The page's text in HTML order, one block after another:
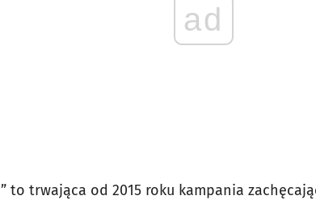
ad
to trwająca od 2015 roku kampania